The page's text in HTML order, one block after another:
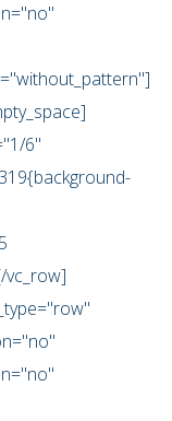
6"
vc_row]